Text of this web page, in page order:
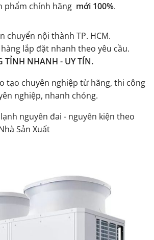
phẩm chính hãng mới 100%.
chuyển nội thành TP. HCM.
lắp đặt nhanh theo yêu cầu.
TỈNH NHANH - UY TÍN.
tạo chuyên nghiệp từ hãng, thi công
nghiệp, nhanh chóng.
nguyên đai - nguyên kiện theo
Sản Xuất